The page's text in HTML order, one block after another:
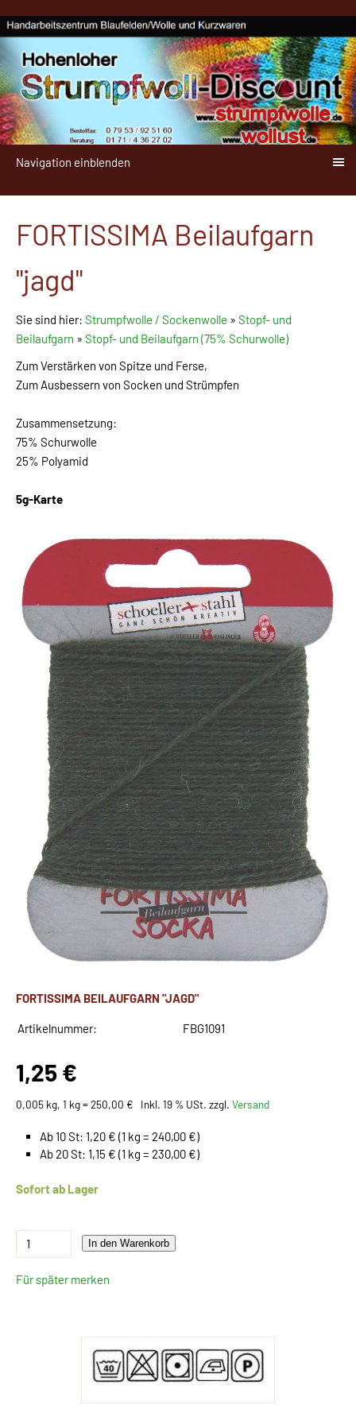
Navigation einblenden
FORTISSIMA Beilaufgarn
"jagd"
Sie sind hier: Strumpfwolle / Sockenwolle » Stopf- und
Beilaufgarn » Stopf- und Beilaufgarn (75% Schurwolle)
Zum Verstärken von Spitze und Ferse,
Zum Ausbessern von Socken und Strümpfen
Zusammensetzung:
75% Schurwolle
25% Polyamid
5g-Karte
FORTISSIMA BEILAUFGARN "JAGD"
Artikelnummer: FBG1091
1,25 €
0,005 kg, 1 kg = 250,00 € Inkl. 19 % USt. zzgl. Versand
Ab 10 St: 1,20 € (1 kg = 240,00 €)
Ab 20 St: 1,15 € (1 kg = 230,00 €)
Sofort ab Lager
In den Warenkorb
Für später merken